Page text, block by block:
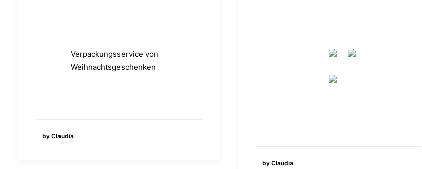
by Claudia
Verpackungsservice von
Weihnachtsgeschenken
by Claudia